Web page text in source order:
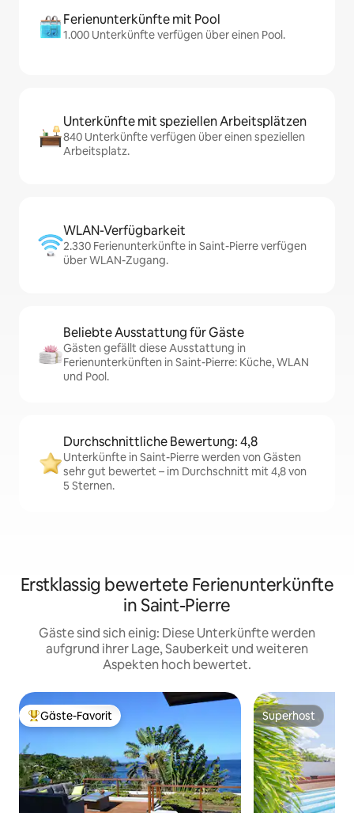
Ferienunterkünfte mit Pool
1.000 Unterkünfte verfügen über einen Pool.
Unterkünfte mit speziellen Arbeitsplätzen
840 Unterkünfte verfügen über einen speziellen
Arbeitsplatz.
WLAN-Verfügbarkeit
2.330 Ferienunterkünfte in Saint-Pierre verfügen
über WLAN-Zugang.
Beliebte Ausstattung für Gäste
Gästen gefällt diese Ausstattung in
Ferienunterkünften in Saint-Pierre: Küche, WLAN
und Pool.
Durchschnittliche Bewertung: 4,8
Unterkünfte in Saint-Pierre werden von Gästen
sehr gut bewertet – im Durchschnitt mit 4,8 von
5 Sternen.
Erstklassig bewertete Ferienunterkünfte
in Saint-Pierre
Gäste sind sich einig: Diese Unterkünfte werden
aufgrund ihrer Lage, Sauberkeit und weiteren
Aspekten hoch bewertet.
Beliebter Gäste-Favorit.
Gäste-Favorit Superhost
Superhost